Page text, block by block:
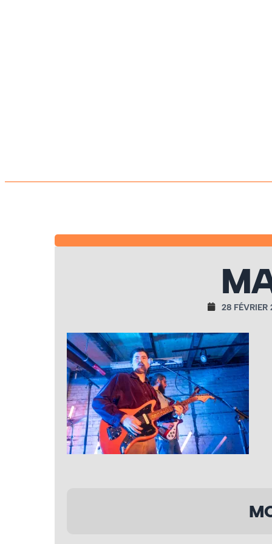
28 FÉVRIER